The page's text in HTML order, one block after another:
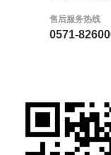
售后服务热线
0571-